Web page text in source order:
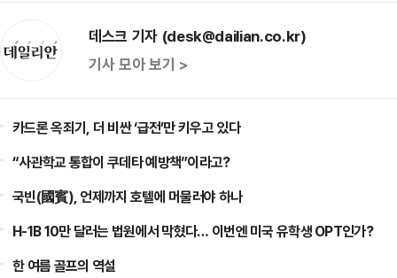
데스크 기자 (desk@dailian.co.kr)
기사 모아 보기 >
카드론 옥죄기, 더 비싼 ‘급전’만 키우고 있다
“사관학교 통합이 쿠데타 예방책”이라고?
국빈(國賓), 언제까지 호텔에 머물러야 하나
H-1B 10만 달러는 법원에서 막혔다… 이번엔 미국 유학생 OPT인가?
한 여름 골프의 역설